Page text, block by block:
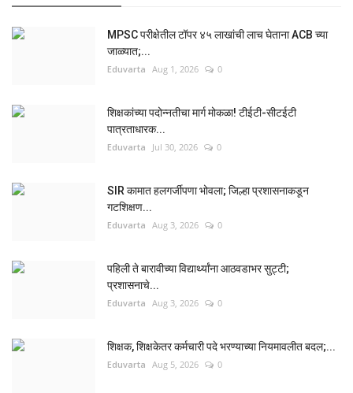
MPSC परीक्षेतील टॉपर ४५ लाखांची लाच घेताना ACB च्या
जाळ्यात;...
Eduvarta Aug 1, 2026 0
शिक्षकांच्या पदोन्नतीचा मार्ग मोकळा! टीईटी-सीटईटी
पात्रताधारक...
Eduvarta Jul 30, 2026 0
SIR कामात हलगर्जीपणा भोवला; जिल्हा प्रशासनाकडून
गटशिक्षण...
Eduvarta Aug 3, 2026 0
पहिली ते बारावीच्या विद्यार्थ्यांना आठवडाभर सुट्टी;
प्रशासनाचे...
Eduvarta Aug 3, 2026 0
शिक्षक, शिक्षकेतर कर्मचारी पदे भरण्याच्या नियमावलीत बदल;...
Eduvarta Aug 5, 2026 0